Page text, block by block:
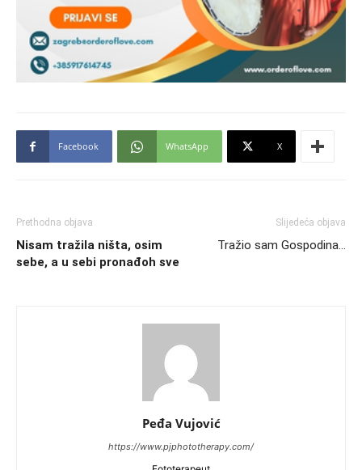
Facebook WhatsApp X
Prethodna objava
Nisam tražila ništa, osim
sebe, a u sebi pronađoh sve
Slijedeća objava
Tražio sam Gospodina…
Peđa Vujović
https://www.pjphototherapy.com/